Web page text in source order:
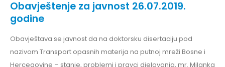
Obavještenje za javnost 26.07.2019.
godine
Obavještava se javnost da na doktorsku disertaciju pod
nazivom Transport opasnih materija na putnoj mreži Bosne i
Hercegovine – stanje, problemi i pravci djelovanja, mr. Milanka